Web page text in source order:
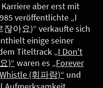
aber erst mit
veröffentlichte „I
아요)“ verkaufte sich
einige seiner
Titeltrack „I Don't
)“ waren es „Forever
(휘파람)“ und